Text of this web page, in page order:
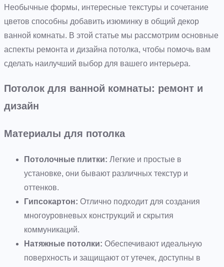
Необычные формы, интересные текстуры и сочетание
цветов способны добавить изюминку в общий декор
ванной комнаты. В этой статье мы рассмотрим основные
аспекты ремонта и дизайна потолка, чтобы помочь вам
сделать наилучший выбор для вашего интерьера.
Потолок для ванной комнаты: ремонт и
дизайн
Материалы для потолка
Потолочные плитки: Легкие и простые в
установке, они бывают различных текстур и
оттенков.
Гипсокартон: Отлично подходит для создания
многоуровневых конструкций и скрытия
коммуникаций.
Натяжные потолки: Обеспечивают идеальную
поверхность и защищают от утечек, доступны в